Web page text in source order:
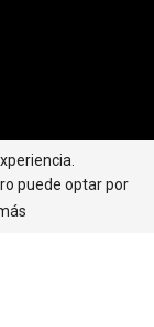
puede optar por